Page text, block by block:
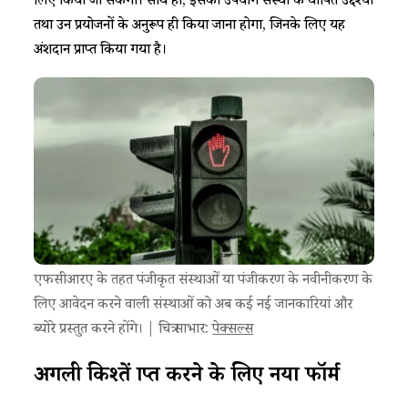
तथा उन प्रयोजनों के अनुरूप ही किया जाना होगा, जिनके लिए यह
अंशदान प्राप्त किया गया है।
एफसीआरए के तहत पंजीकृत संस्थाओं या पंजीकरण के नवीनीकरण के
लिए आवेदन करने वाली संस्थाओं को अब कई नई जानकारियां और
ब्योरे प्रस्तुत करने होंगे। | चित्र साभार:पेक्सल्स
अगली किश्तें प्राप्त करने के लिए नया फॉर्म